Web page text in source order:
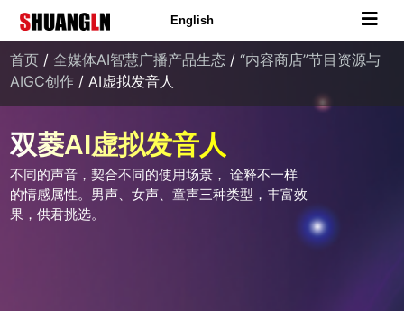
English
双菱AI虚拟发音人
不同的声音，契合不同的使用场景， 诠释不一样
的情感属性。男声、女声、童声三种类型，丰富效
果，供君挑选。
首页 /全媒体AI智慧广播产品生态 /“内容商店”节目资源与
AIGC创作 / AI虚拟发音人